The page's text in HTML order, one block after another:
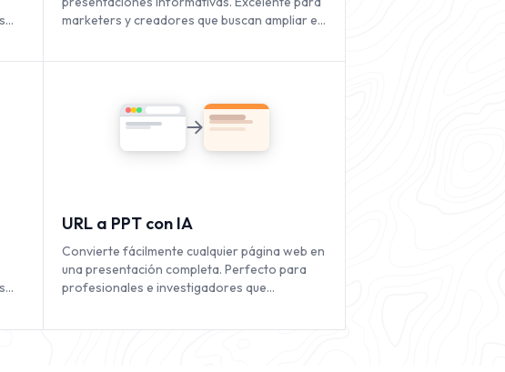
marketers y creadores que buscan ampliar el
URL a PPT con IA
Convierte fácilmente cualquier página web en
una presentación completa. Perfecto para
profesionales e investigadores que